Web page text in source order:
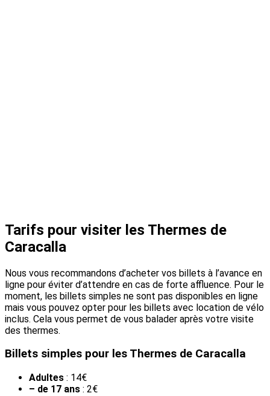
Tarifs pour visiter les Thermes de
Caracalla
Nous vous recommandons d’acheter vos billets à l’avance en
ligne pour éviter d’attendre en cas de forte affluence. Pour le
moment, les billets simples ne sont pas disponibles en ligne
mais vous pouvez opter pour les billets avec location de vélo
inclus. Cela vous permet de vous balader après votre visite
des thermes.
Billets simples pour les Thermes de Caracalla
Adultes : 14€
– de 17 ans : 2€